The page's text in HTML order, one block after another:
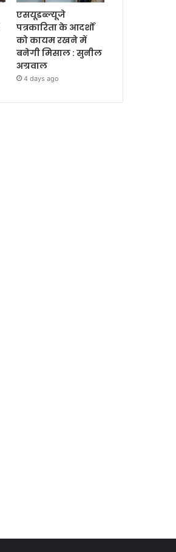
एसयूडब्ल्यूजे
पत्रकारिता के आदर्शों
को कायम रखने में
बनेगी मिसाल : सुनील
अग्रवाल
4 days ago